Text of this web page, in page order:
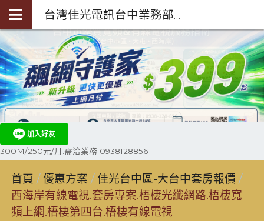
台灣佳光電訊台中業務部陳聖閎-第四台光纖裝機0938-128-856
300M/250元/月.需洽業務 0938128856
首頁 優惠方案
佳光台中區-大台中套房報價
西海岸有線電視.套房專案.梧棲光纖網路.梧棲寬
頻上網.梧棲第四台.梧棲有線電視